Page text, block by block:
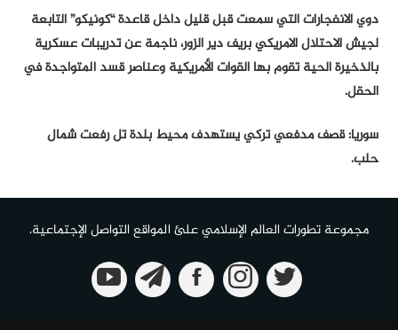
دوي الانفجارات التي سمعت قبل قليل داخل قاعدة “كونيكو” التابعة
لجيش الاحتلال الامريكي بريف دير الزور، ناجمة عن تدريبات عسكرية
بالذخيرة الحية تقوم بها القوات الأمريكية وعناصر قسد المتواجدة في
الحقل.
سوريا: قصف مدفعي تركي يستهدف محيط بلدة تل رفعت شمال
حلب.
مجموعة تطورات العالم الإسلامي علئ المواقع التواصل الإجتماعية.